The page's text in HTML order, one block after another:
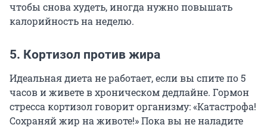
чтобы снова худеть, иногда нужно повышать
калорийность на неделю.
5. Кортизол против жира
Идеальная диета не работает, если вы спите по 5
часов и живете в хроническом дедлайне. Гормон
стресса кортизол говорит организму: «Катастрофа!
Сохраняй жир на животе!» Пока вы не наладите